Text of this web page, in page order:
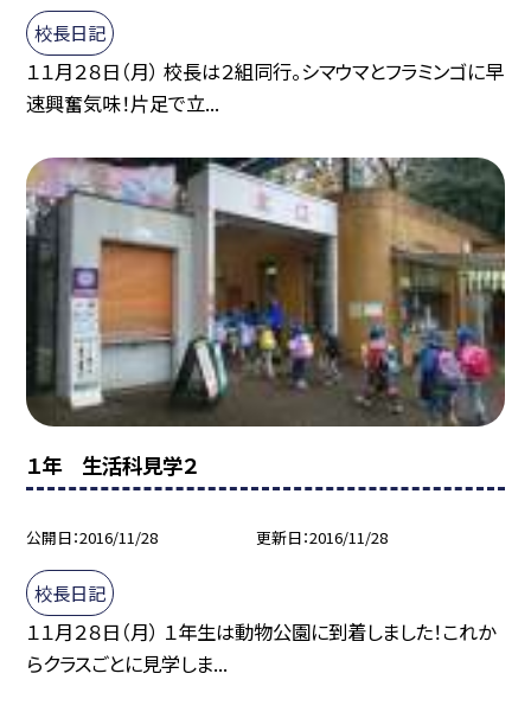
校長日記
１１月２８日（月） 校長は２組同行。シマウマとフラミンゴに早
速興奮気味！片足で立...
１年 生活科見学２
公開日 2016/11/28 更新日 2016/11/28
校長日記
１１月２８日（月） １年生は動物公園に到着しました！これか
らクラスごとに見学しま...